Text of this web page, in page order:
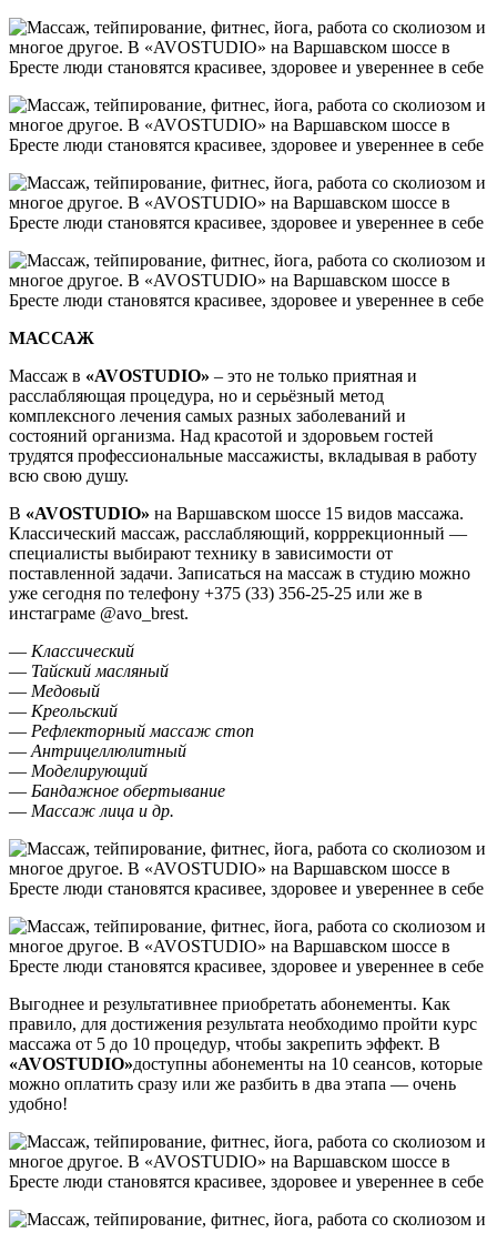
МАССАЖ
Массаж в «AVOSTUDIO» – это не только приятная и
расслабляющая процедура, но и серьёзный метод
комплексного лечения самых разных заболеваний и
состояний организма. Над красотой и здоровьем гостей
трудятся профессиональные массажисты, вкладывая в работу
всю свою душу.
В «AVOSTUDIO» на Варшавском шоссе 15 видов массажа.
Классический массаж, расслабляющий, корррекционный —
специалисты выбирают технику в зависимости от
поставленной задачи. Записаться на массаж в студию можно
уже сегодня по телефону +375 (33) 356-25-25 или же в
инстаграме @avo_brest.
— Классический
— Тайский масляный
— Медовый
— Креольский
— Рефлекторный массаж стоп
— Антрицеллюлитный
— Моделирующий
— Бандажное обертывание
— Массаж лица и др.
Выгоднее и результативнее приобретать абонементы. Как
правило, для достижения результата необходимо пройти курс
массажа от 5 до 10 процедур, чтобы закрепить эффект. В
«AVOSTUDIO»доступны абонементы на 10 сеансов, которые
можно оплатить сразу или же разбить в два этапа — очень
удобно!